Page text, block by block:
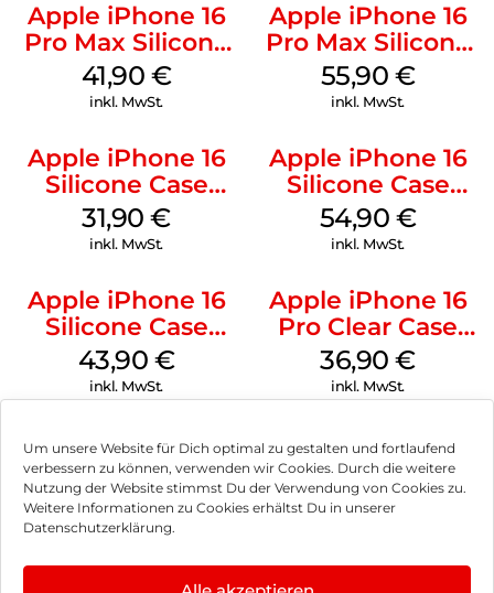
Um unsere Website für Dich optimal zu gestalten und fortlaufend
verbessern zu können, verwenden wir Cookies. Durch die weitere
Nutzung der Website stimmst Du der Verwendung von Cookies zu.
Weitere Informationen zu Cookies erhältst Du in unserer
Datenschutzerklärung.
Apple iPhone 16
Pro Max Silicone
Case MagSafe
Ultramarine
41,90 €
inkl. MwSt.
Apple iPhone 16
Pro Max Silicone
Case MagSafe
Stone Gray
55,90 €
inkl. MwSt.
Apple iPhone 16
Silicone Case
MagSafe Fuchsia
31,90€
inkl. MwSt.
Apple iPhone 16
Silicone Case
MagSafe Lake
Green
54,90 €
inkl. MwSt.
Apple iPhone 16
Silicone Case
MagSafe Plum
43,90 €
inkl. MwSt.
Apple iPhone 16
Pro Clear Case
MagSafe
Transparent
36,90€
inkl. MwSt.
Impressum